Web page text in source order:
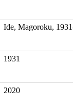
Ide, Magoroku,
1931
2020